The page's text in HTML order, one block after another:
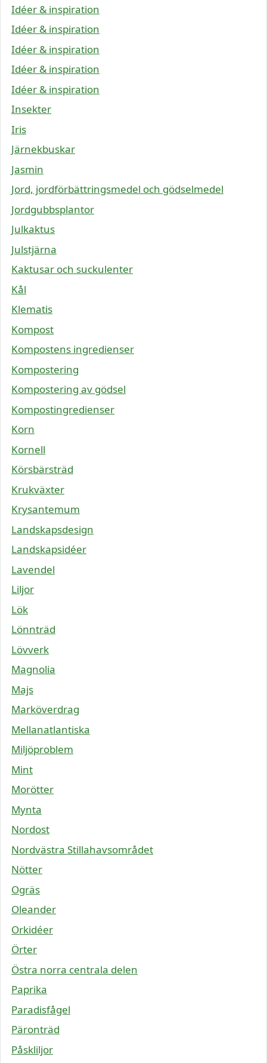
Idéer & inspiration
Idéer & inspiration
Idéer & inspiration
Idéer & inspiration
Idéer & inspiration
Insekter
Iris
Järnekbuskar
Jasmin
Jord, jordförbättringsmedel och gödselmedel
Jordgubbsplantor
Julkaktus
Julstjärna
Kaktusar och suckulenter
Kål
Klematis
Kompost
Kompostens ingredienser
Kompostering
Kompostering av gödsel
Kompostingredienser
Korn
Kornell
Körsbärsträd
Krukväxter
Krysantemum
Landskapsdesign
Landskapsidéer
Lavendel
Liljor
Lök
Lönnträd
Lövverk
Magnolia
Majs
Marköverdrag
Mellanatlantiska
Miljöproblem
Mint
Morötter
Mynta
Nordost
Nordvästra Stillahavsområdet
Nötter
Ogräs
Oleander
Orkidéer
Örter
Östra norra centrala delen
Paprika
Paradisfågel
Päronträd
Påskliljor